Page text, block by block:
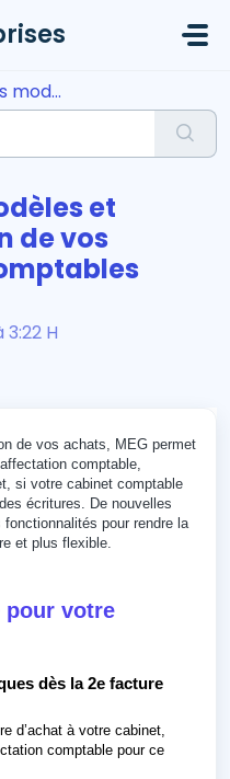
vos affectations...
et
de vos
H
de vos achats, MEG permet
comptable,
si votre cabinet comptable
écritures. De nouvelles
pour rendre la
et plus flexible.
pour votre
dès la 2e facture
d’achat à votre cabinet,
comptable pour ce